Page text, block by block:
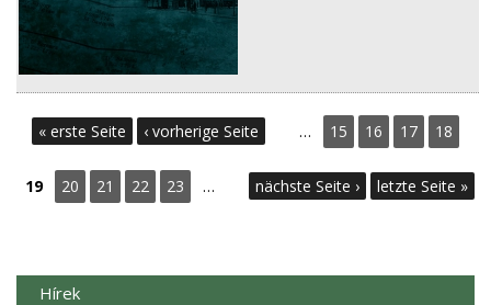
« erste Seite ‹ vorherige Seite … 15 16 17 18
19 20 21 22 23 … nächste Seite › letzte Seite »
Hírek